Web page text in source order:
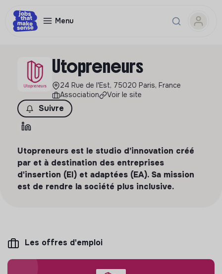
Menu
Utopreneurs
24 Rue de l'Est, 75020 Paris, France
Association
Voir le site
Suivre
Utopreneurs est le studio d’innovation créé
par et à destination des entreprises
d'insertion (EI) et adaptées (EA). Sa mission
est de rendre la société plus inclusive.
Les offres d'emploi